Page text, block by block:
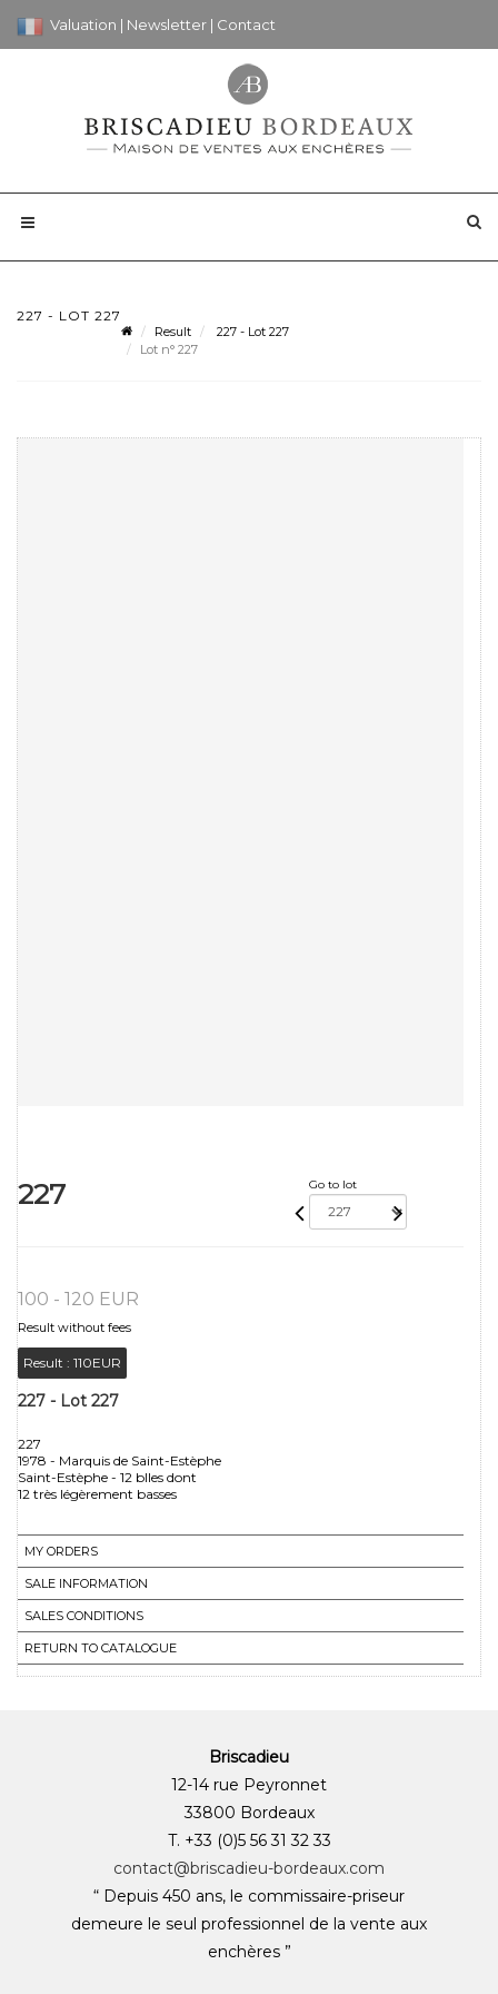
Valuation | Newsletter | Contact
227 - LOT 227
Result
227 - Lot 227
Lot n° 227
227 Go to lot
100 - 120 EUR
Result without fees
Result : 110EUR
227 - Lot 227
227
1978 - Marquis de Saint-Estèphe
Saint-Estèphe - 12 blles dont
12 très légèrement basses
MY ORDERS
SALE INFORMATION
SALES CONDITIONS
RETURN TO CATALOGUE
Briscadieu
12-14 rue Peyronnet
33800 Bordeaux
T. +33 (0)5 56 31 32 33
contact@briscadieu-bordeaux.com
“ Depuis 450 ans, le commissaire-priseur
demeure le seul professionnel de la vente aux
enchères ”